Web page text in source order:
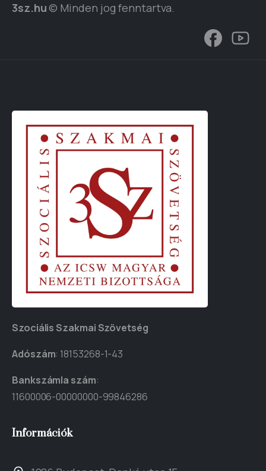
3sz.hu© Minden jog fenntartva.
Szociális Szakmai Szövetség
Adószám: 18153268-1-43
Bankszámla szám:
11600006-00000000-99846286
Információk